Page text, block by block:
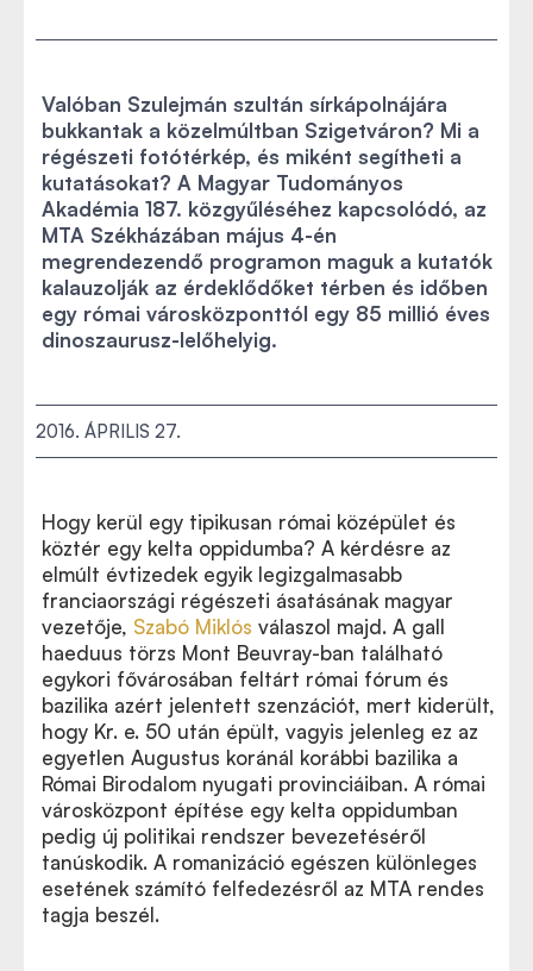
Valóban Szulejmán szultán sírkápolnájára
bukkantak a közelmúltban Szigetváron? Mi a
régészeti fotótérkép, és miként segítheti a
kutatásokat? A Magyar Tudományos
Akadémia 187. közgyűléséhez kapcsolódó, az
MTA Székházában május 4-én
megrendezendő programon maguk a kutatók
kalauzolják az érdeklődőket térben és időben
egy római városközponttól egy 85 millió éves
dinoszaurusz-lelőhelyig.
2016. ÁPRILIS 27.
Az előadássorozat részletes programját itt nézheti
meg az Eseménynaptárban
Hogy kerül egy tipikusan római középület és
köztér egy kelta oppidumba? A kérdésre az
elmúlt évtizedek egyik legizgalmasabb
franciaországi régészeti ásatásának magyar
vezetője, Szabó Miklós válaszol majd. A gall
haeduus törzs Mont Beuvray-ban található
egykori fővárosában feltárt római fórum és
bazilika azért jelentett szenzációt, mert kiderült,
hogy Kr. e. 50 után épült, vagyis jelenleg ez az
egyetlen Augustus koránál korábbi bazilika a
Római Birodalom nyugati provinciáiban. A római
városközpont építése egy kelta oppidumban
pedig új politikai rendszer bevezetéséről
tanúskodik. A romanizáció egészen különleges
esetének számító felfedezésről az MTA rendes
tagja beszél.